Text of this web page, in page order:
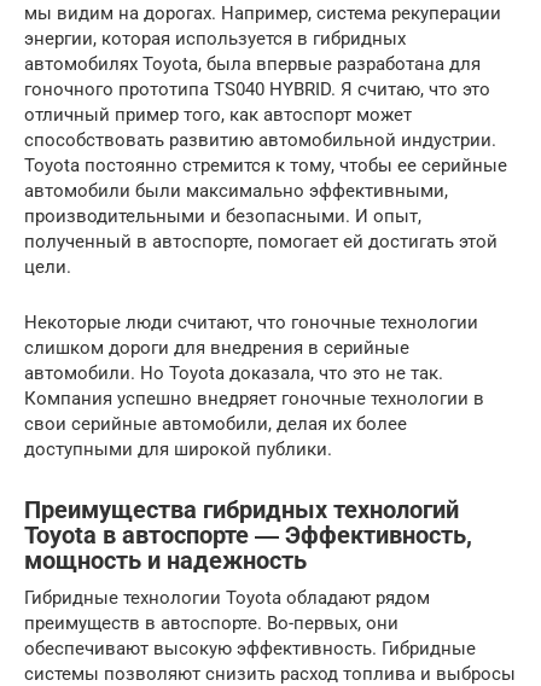
мы видим на дорогах. Например, система рекуперации
энергии, которая используется в гибридных
автомобилях Toyota, была впервые разработана для
гоночного прототипа TS040 HYBRID. Я считаю, что это
отличный пример того, как автоспорт может
способствовать развитию автомобильной индустрии.
Toyota постоянно стремится к тому, чтобы ее серийные
автомобили были максимально эффективными,
производительными и безопасными. И опыт,
полученный в автоспорте, помогает ей достигать этой
цели.
Некоторые люди считают, что гоночные технологии
слишком дороги для внедрения в серийные
автомобили. Но Toyota доказала, что это не так.
Компания успешно внедряет гоночные технологии в
свои серийные автомобили, делая их более
доступными для широкой публики.
Преимущества гибридных технологий
Toyota в автоспорте ― Эффективность,
мощность и надежность
Гибридные технологии Toyota обладают рядом
преимуществ в автоспорте. Во-первых, они
обеспечивают высокую эффективность. Гибридные
системы позволяют снизить расход топлива и выбросы